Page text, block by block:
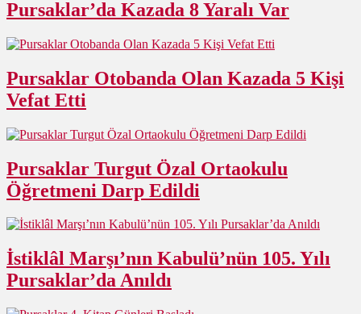
Pursaklar’da Kazada 8 Yaralı Var
Pursaklar Otobanda Olan Kazada 5 Kişi
Vefat Etti
Pursaklar Turgut Özal Ortaokulu
Öğretmeni Darp Edildi
İstiklâl Marşı’nın Kabulü’nün 105. Yılı
Pursaklar’da Anıldı